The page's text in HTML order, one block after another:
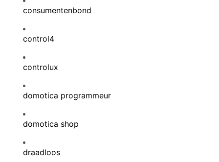
consumentenbond
control4
controlux
domotica programmeur
domotica shop
draadloos